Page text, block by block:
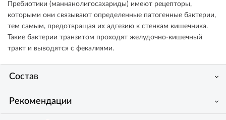
Пребиотики (маннанолигосахариды) имеют рецепторы,
которыми они связывают определенные патогенные бактерии,
тем самым, предотвращая их адгезию к стенкам кишечника.
Такие бактерии транзитом проходят желудочно-кишечный
тракт и выводятся с фекалиями.
Состав
Рекомендации